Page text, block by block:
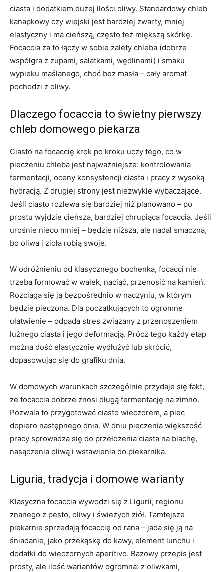
ciasta i dodatkiem dużej ilości oliwy. Standardowy chleb
kanapkowy czy wiejski jest bardziej zwarty, mniej
elastyczny i ma cieńszą, często też miększą skórkę.
Focaccia za to łączy w sobie zalety chleba (dobrze
współgra z zupami, sałatkami, wędlinami) i smaku
wypieku maślanego, choć bez masła – cały aromat
pochodzi z oliwy.
Dlaczego focaccia to świetny pierwszy
chleb domowego piekarza
Ciasto na focaccię krok po kroku uczy tego, co w
pieczeniu chleba jest najważniejsze: kontrolowania
fermentacji, oceny konsystencji ciasta i pracy z wysoką
hydracją. Z drugiej strony jest niezwykle wybaczające.
Jeśli ciasto rozlewa się bardziej niż planowano – po
prostu wyjdzie cieńsza, bardziej chrupiąca focaccia. Jeśli
urośnie nieco mniej – będzie niższa, ale nadal smaczna,
bo oliwa i zioła robią swoje.
W odróżnieniu od klasycznego bochenka, focacci nie
trzeba formować w wałek, naciąć, przenosić na kamień.
Rozciąga się ją bezpośrednio w naczyniu, w którym
będzie pieczona. Dla początkujących to ogromne
ułatwienie – odpada stres związany z przenoszeniem
luźnego ciasta i jego deformacją. Prócz tego każdy etap
można dość elastycznie wydłużyć lub skrócić,
dopasowując się do grafiku dnia.
W domowych warunkach szczególnie przydaje się fakt,
że focaccia dobrze znosi długą fermentację na zimno.
Pozwala to przygotować ciasto wieczorem, a piec
dopiero następnego dnia. W dniu pieczenia większość
pracy sprowadza się do przełożenia ciasta na blachę,
nasączenia oliwą i wstawienia do piekarnika.
Liguria, tradycja i domowe warianty
Klasyczna focaccia wywodzi się z Ligurii, regionu
znanego z pesto, oliwy i świeżych ziół. Tamtejsze
piekarnie sprzedają focaccię od rana – jada się ją na
śniadanie, jako przekąskę do kawy, element lunchu i
dodatki do wieczornych aperitivo. Bazowy przepis jest
prosty, ale ilość wariantów ogromna: z oliwkami,